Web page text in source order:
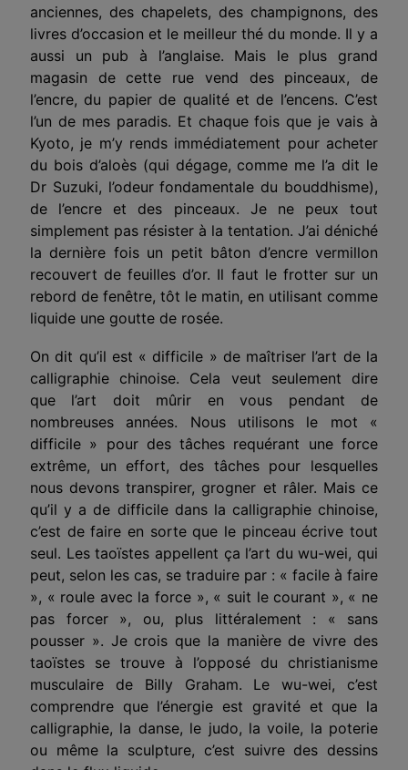
anciennes, des chapelets, des champignons, des
livres d’occasion et le meilleur thé du monde. Il y a
aussi un pub à l’anglaise. Mais le plus grand
magasin de cette rue vend des pinceaux, de
l’encre, du papier de qualité et de l’encens. C’est
l’un de mes paradis. Et chaque fois que je vais à
Kyoto, je m’y rends immédiatement pour acheter
du bois d’aloès (qui dégage, comme me l’a dit le
Dr Suzuki, l’odeur fondamentale du bouddhisme),
de l’encre et des pinceaux. Je ne peux tout
simplement pas résister à la tentation. J’ai déniché
la dernière fois un petit bâton d’encre vermillon
recouvert de feuilles d’or. Il faut le frotter sur un
rebord de fenêtre, tôt le matin, en utilisant comme
liquide une goutte de rosée.
On dit qu’il est « difficile » de maîtriser l’art de la
calligraphie chinoise. Cela veut seulement dire
que l’art doit mûrir en vous pendant de
nombreuses années. Nous utilisons le mot «
difficile » pour des tâches requérant une force
extrême, un effort, des tâches pour lesquelles
nous devons transpirer, grogner et râler. Mais ce
qu’il y a de difficile dans la calligraphie chinoise,
c’est de faire en sorte que le pinceau écrive tout
seul. Les taoïstes appellent ça l’art du wu-wei, qui
peut, selon les cas, se traduire par : « facile à faire
», « roule avec la force », « suit le courant », « ne
pas forcer », ou, plus littéralement : « sans
pousser ». Je crois que la manière de vivre des
taoïstes se trouve à l’opposé du christianisme
musculaire de Billy Graham. Le wu-wei, c’est
comprendre que l’énergie est gravité et que la
calligraphie, la danse, le judo, la voile, la poterie
ou même la sculpture, c’est suivre des dessins